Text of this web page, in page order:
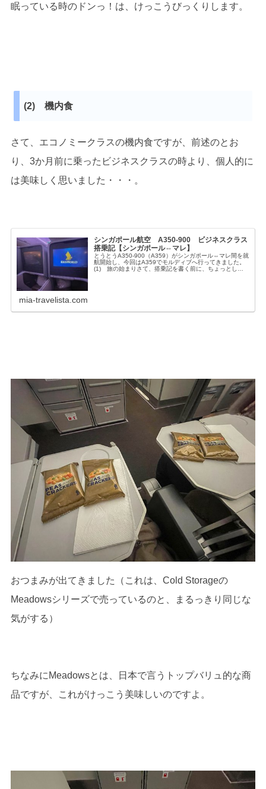
眠っている時のドンっ！は、けっこうびっくりします。
(2) 機内食
さて、エコノミークラスの機内食ですが、前述のとお
り、3か月前に乗ったビジネスクラスの時より、個人的に
は美味しく思いました・・・。
シンガポール航空 A350-900 ビジネスクラス
搭乗記【シンガポール⇔マレ】
とうとうA350-900（A359）がシンガポール⇔マレ間を就
航開始し、今回はA359でモルディブへ行ってきました。
(1) 旅の始まりさて、搭乗記を書く前に、ちょっとした
mia-travelista.com
おつまみが出てきました（これは、Cold Storageの
Meadowsシリーズで売っているのと、まるっきり同じな
気がする）
ちなみにMeadowsとは、日本で言うトップバリュ的な商
品ですが、これがけっこう美味しいのですよ。